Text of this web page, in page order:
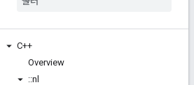
C++
Overview
::nl